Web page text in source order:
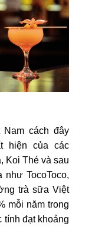
cách đây
hiện của các
Koi Thé và sau
TocoToco,
trà sữa Việt
mỗi năm trong
đạt khoảng